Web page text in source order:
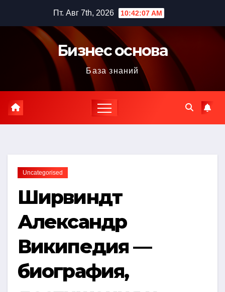
содержимому
Пт. Авг 7th, 2026 10:42:08 AM
Бизнес основа
База знаний
Uncategorised
Ширвиндт
Александр
Википедия —
биография,